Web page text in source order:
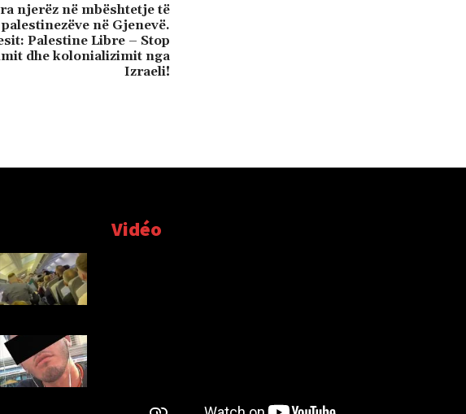
njerëz në mbështetje të
palestinezëve në Gjenevë.
Palestine Libre – Stop
dhe kolonializimit nga
Izraeli!
Vidéo